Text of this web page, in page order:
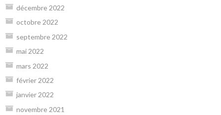
décembre 2022
octobre 2022
septembre 2022
mai 2022
mars 2022
février 2022
janvier 2022
novembre 2021